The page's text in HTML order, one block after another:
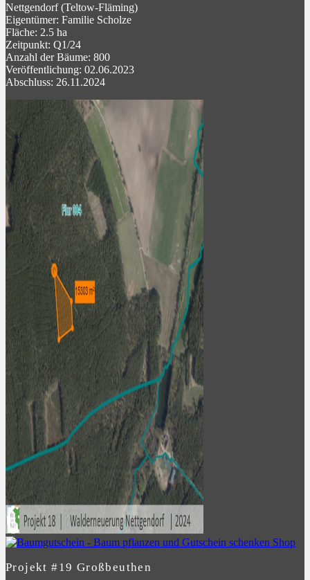
Nettgendorf (Teltow-Fläming)
Eigentümer: Familie Scholze
Fläche: 2.5 ha
Zeitpunkt: Q1/24
Anzahl der Bäume: 800
Veröffentlichung: 02.06.2023
Abschluss: 26.11.2024
Projekt #19 Großbeuthen